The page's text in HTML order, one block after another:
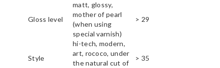
Gloss level
matt, glossy,
mother of pearl
(when using
special varnish)
> 29
Style
hi-tech, modern,
art, rococo, under
the natural cut of
> 35